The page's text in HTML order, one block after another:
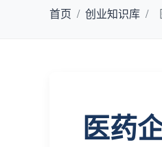
首页 / 创业知识库 /
医药